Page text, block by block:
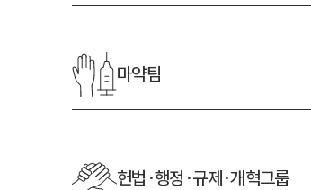
마약팀
헌법·행정·규제·개혁그룹